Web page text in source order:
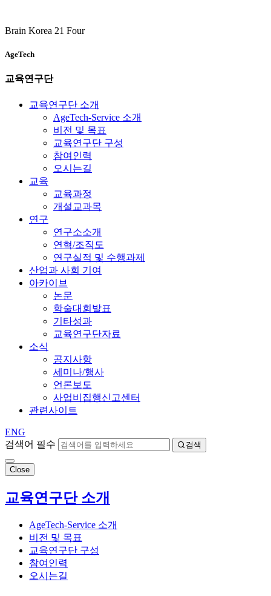
Brain Korea 21 Four
AgeTech
교육연구단
교육연구단 소개
AgeTech-Service 소개
비전 및 목표
교육연구단 구성
참여인력
오시는길
교육
교육과정
개설교과목
연구
연구소소개
연혁/조직도
연구실적 및 수행과제
산업과 사회 기여
아카이브
논문
학술대회발표
기타성과
교육연구단자료
소식
공지사항
세미나/행사
언론보도
사업비집행신고센터
관련사이트
ENG
검색어 필수
검색
Close
교육연구단 소개
AgeTech-Service 소개
비전 및 목표
교육연구단 구성
참여인력
오시는길